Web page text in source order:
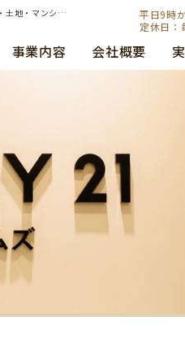
| 東京都日野市平山6丁目 約50㎡土地（建物あり）の売却（買取）査定のご依頼を承りました | 横浜・川崎・東京都内の不動産（新築一戸建て・中古一戸建て・土地・マンション）ならセンチュリー21ジェイワンホームズ
平日9時
定休日：
事業内容 会社概要